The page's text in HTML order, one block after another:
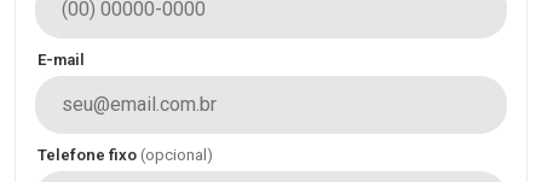
E-mail
Telefone fixo (opcional)